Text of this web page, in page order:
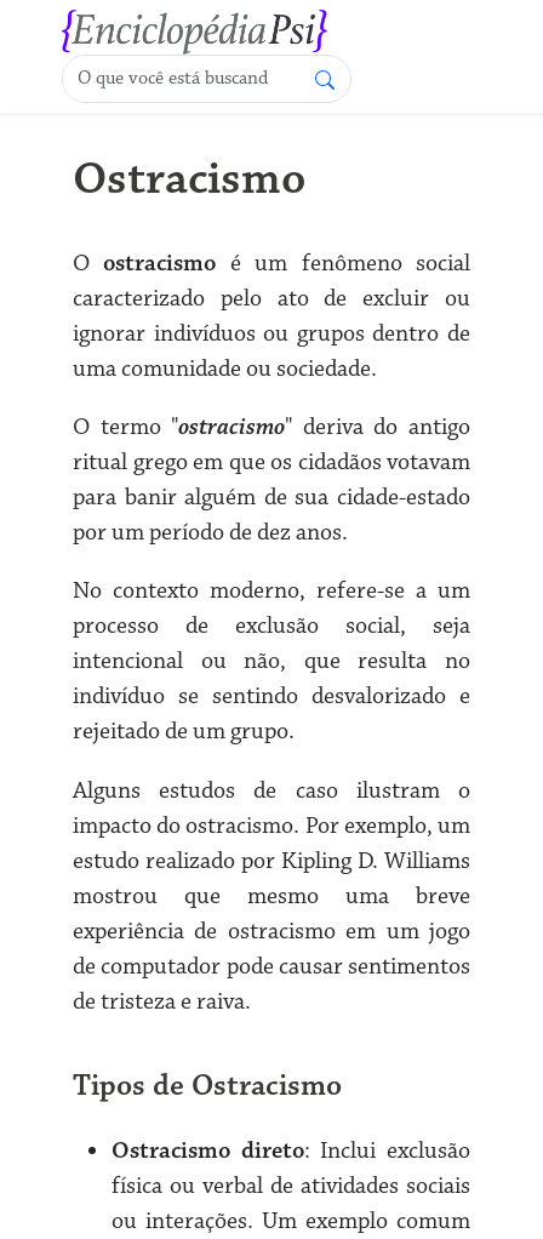
Ostracismo
Oostracismo é um fenômeno social
caracterizado pelo ato de excluir ou
ignorar indivíduos ou grupos dentro de
uma comunidade ou sociedade.
O termo "ostracismo" deriva do antigo
ritual grego em que os cidadãos votavam
para banir alguém de sua cidade-estado
por um período de dez anos.
No contexto moderno, refere-se a um
processo de exclusão social, seja
intencional ou não, que resulta no
indivíduo se sentindo desvalorizado e
rejeitado de um grupo.
Alguns estudos de caso ilustram o
impacto do ostracismo. Por exemplo, um
estudo realizado por Kipling D. Williams
mostrou que mesmo uma breve
experiência de ostracismo em um jogo
de computador pode causar sentimentos
de tristeza e raiva.
Tipos de Ostracismo
Ostracismo direto: Inclui exclusão
física ou verbal de atividades sociais
ou interações. Um exemplo comum